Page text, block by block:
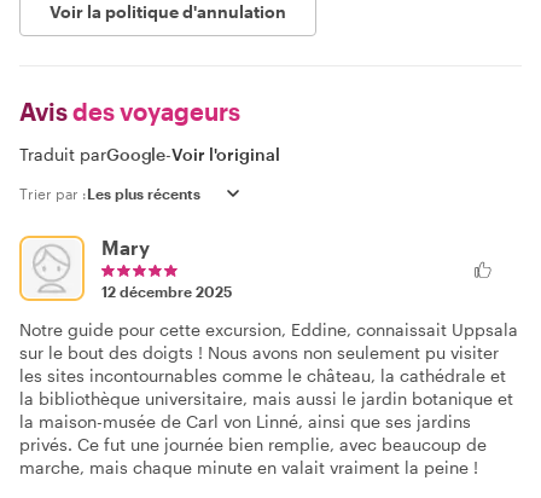
Voir la politique d'annulation
Avisdes voyageurs
Traduit parGoogle-Voir l'original
Trier par :
Mary
12 décembre 2025
Notre guide pour cette excursion, Eddine, connaissait Uppsala
sur le bout des doigts ! Nous avons non seulement pu visiter
les sites incontournables comme le château, la cathédrale et
la bibliothèque universitaire, mais aussi le jardin botanique et
la maison-musée de Carl von Linné, ainsi que ses jardins
privés. Ce fut une journée bien remplie, avec beaucoup de
marche, mais chaque minute en valait vraiment la peine !